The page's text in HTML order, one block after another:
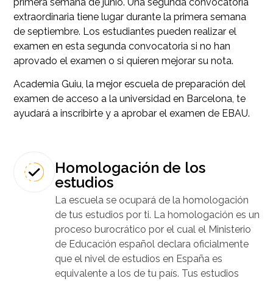
extraordinaria tiene lugar durante la primera semana
de septiembre. Los estudiantes pueden realizar el
examen en esta segunda convocatoria si no han
aprovado el examen o si quieren mejorar su nota.
Academia Guiu, la mejor escuela de preparación del
examen de acceso a la universidad en Barcelona, te
ayudará a inscribirte y a aprobar el examen de EBAU.
Homologación de los
estudios
La escuela se ocupará de la homologación
de tus estudios por ti. La homologación es un
proceso burocrático por el cual el Ministerio
de Educación español declara oficialmente
que el nivel de estudios en España es
equivalente a los de tu país. Tus estudios